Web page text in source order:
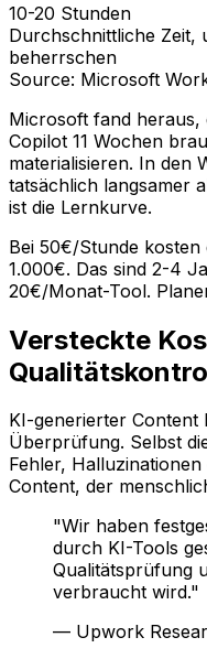
10-20 Stunden
Durchschnittliche Zeit,
beherrschen
Source: Microsoft
Microsoft fand heraus,
Copilot 11 Wochen
materialisieren. In den
tatsächlich langsamer
ist die Lernkurve.
Bei 50€/Stunde kosten
1.000€. Das sind 2-4
20€/Monat-Tool.
Versteckte
KI-generierter Content
Überprüfung. Selbst
Fehler,
Content, der
"Wir haben
durch KI-Tools
Qualitätsprüfung
verbraucht wird."
— Upwork